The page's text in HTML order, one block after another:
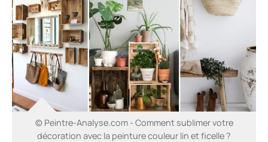
© Peintre-Analyse.com - Comment sublimer votre
décoration avec la peinture couleur lin et ficelle ?